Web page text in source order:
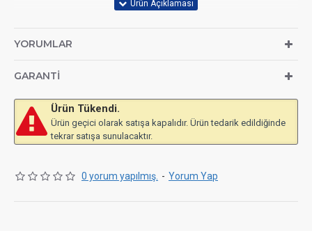
Ürün Tükendi.
Ürün geçici olarak satışa kapalıdır. Ürün tedarik edildiğinde
tekrar satışa sunulacaktır.
YORUMLAR
GARANTI
0 yorum yapılmış. - Yorum Yap